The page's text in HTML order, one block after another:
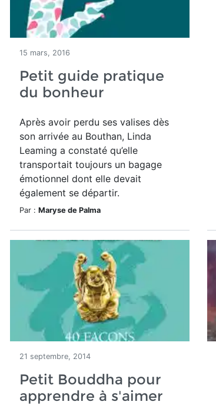
15 mars, 2016
Petit guide pratique
du bonheur
Après avoir perdu ses valises dès
son arrivée au Bouthan, Linda
Leaming a constaté qu’elle
transportait toujours un bagage
émotionnel dont elle devait
également se départir.
Par : Maryse de Palma
21 septembre, 2014
Petit Bouddha pour
apprendre à s'aimer